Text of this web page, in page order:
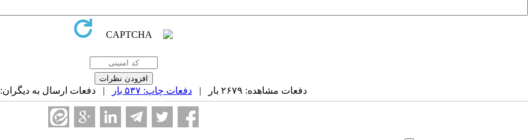
دفعات مشاهده: ۲۶۷۹ بار | دفعات چاپ: ۵۳۷ بار | دفعات ارسال به دیگران: ۰ بار |